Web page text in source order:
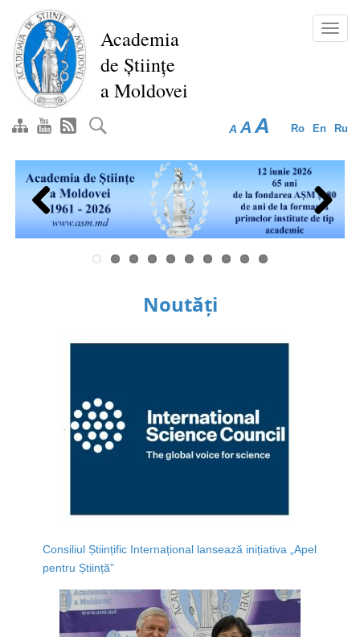
conţinutul
principal
Academia
de Științe
a Moldovei
Ro En Ru
A A A
Previous Next
Noutăți
Consiliul Științific Internațional lansează inițiativa „Apel
pentru Știință”